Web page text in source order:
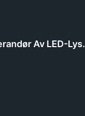
Av LED-Lys.